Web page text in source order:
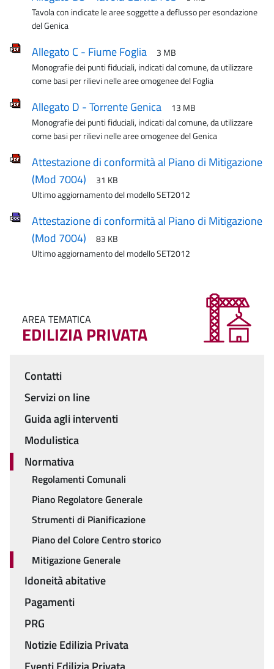
Tavola con indicate le aree soggette a deflusso per esondazione
del Genica
Allegato C - Fiume Foglia
3 MB
Monografie dei punti fiduciali, indicati dal comune, da utilizzare
come basi per rilievi nelle aree omogenee del Foglia
Allegato D - Torrente Genica
13 MB
Monografie dei punti fiduciali, indicati dal comune, da utilizzare
come basi per rilievi nelle aree omogenee del Genica
Attestazione di conformità al Piano di Mitigazione
(Mod 7004)
31 KB
Ultimo aggiornamento del modello SET2012
Attestazione di conformità al Piano di Mitigazione
(Mod 7004)
83 KB
Ultimo aggiornamento del modello SET2012
AREA TEMATICA
EDILIZIA PRIVATA
Menu
Contatti
Servizi on line
Guida agli interventi
Modulistica
Normativa
Regolamenti Comunali
Piano Regolatore Generale
Strumenti di Pianificazione
Piano del Colore Centro storico
Mitigazione Generale
Idoneità abitative
Pagamenti
PRG
Notizie Edilizia Privata